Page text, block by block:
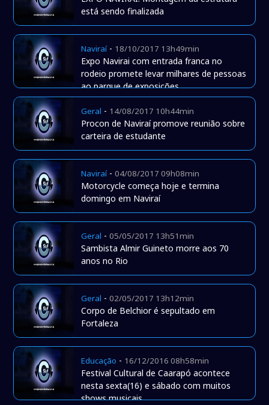
está sendo finalizada
Naviraí- 18/10/2017 13h49min
Expo Navirai com entrada franca no
rodeio promete levar milhares de pessoas
ao parque de exposições
Geral - 14/08/2017 10h44min
Procon de Naviraí promove reunião sobre
carteira de estudante
Naviraí-04/08/2017 09h08min
Motorcycle começa hoje e termina
domingo em Naviraí
Geral -05/05/2017 13h51min
Sambista Almir Guineto morre aos 70
anos no Rio
Geral -02/05/2017 13h12min
Corpo de Belchior é sepultado em
Fortaleza
Educação - 16/12/2016 08h58min
Festival Cultural de Caarapó acontece
nesta sexta(16) e sábado com muitos
shows musicais